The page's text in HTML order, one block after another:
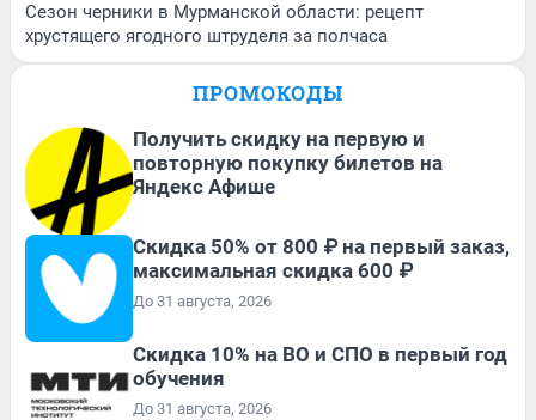
Сезон черники в Мурманской области: рецепт
хрустящего ягодного штруделя за полчаса
ПРОМОКОДЫ
Получить скидку на первую и
повторную покупку билетов на
Яндекс Афише
Скидка 50% от 800 ₽ на первый заказ,
максимальная скидка 600 ₽
До 31 августа, 2026
Скидка 10% на ВО и СПО в первый год
обучения
До 31 августа, 2026